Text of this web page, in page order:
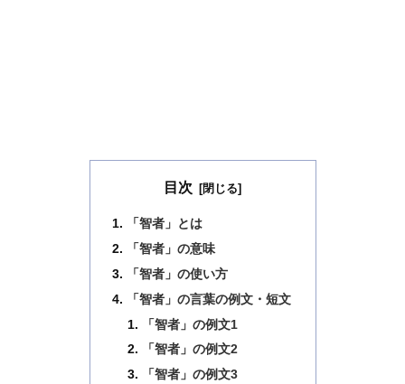
目次
「智者」とは
「智者」の意味
「智者」の使い方
「智者」の言葉の例文・短文
「智者」の例文1
「智者」の例文2
「智者」の例文3